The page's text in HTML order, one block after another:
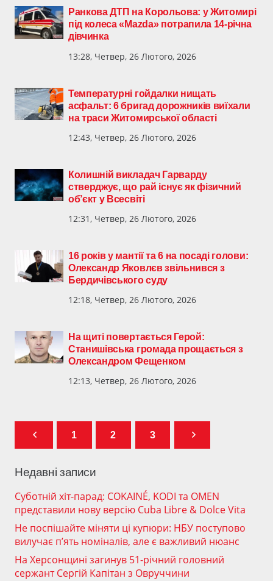
Ранкова ДТП на Корольова: у Житомирі
під колеса «Mazda» потрапила 14-річна
дівчинка
13:28, Четвер, 26 Лютого, 2026
Температурні гойдалки нищать
асфальт: 6 бригад дорожників виїхали
на траси Житомирської області
12:43, Четвер, 26 Лютого, 2026
Колишній викладач Гарварду
стверджує, що рай існує як фізичний
об’єкт у Всесвіті
12:31, Четвер, 26 Лютого, 2026
16 років у мантії та 6 на посаді голови:
Олександр Яковлєв звільнився з
Бердичівського суду
12:18, Четвер, 26 Лютого, 2026
На щиті повертається Герой:
Станишівська громада прощається з
Олександром Фещенком
12:13, Четвер, 26 Лютого, 2026
1 2 3
Недавні записи
Суботній хіт-парад: COKAINÉ, KODI та OMEN
представили нову версію Cuba Libre & Dolce Vita
Не поспішайте міняти ці купюри: НБУ поступово
вилучає п’ять номіналів, але є важливий нюанс
На Херсонщині загинув 51-річний головний
сержант Сергій Капітан з Овруччини